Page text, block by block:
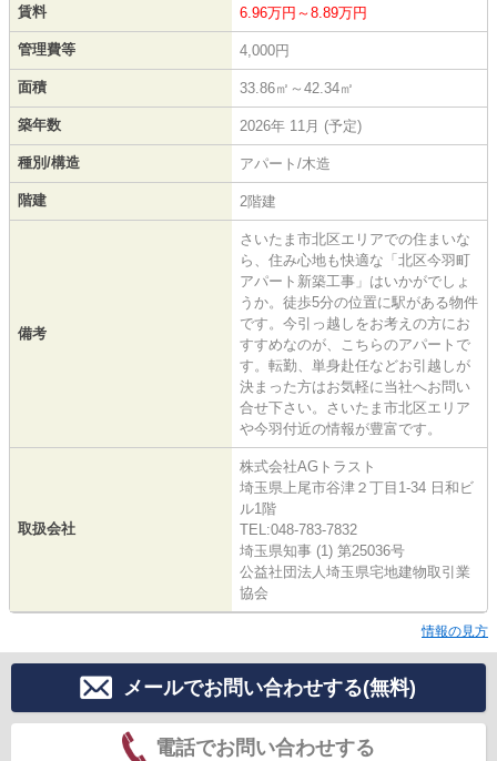
賃料 6.96万円～8.89万円
管理費等 4,000円
面積 33.86㎡～42.34㎡
築年数 2026年 11月 (予定)
種別/構造 アパート/木造
階建 2階建
備考
さいたま市北区エリアでの住まいな
ら、住み心地も快適な「北区今羽町
アパート新築工事」はいかがでしょ
うか。徒歩5分の位置に駅がある物件
です。今引っ越しをお考えの方にお
すすめなのが、こちらのアパートで
す。転勤、単身赴任などお引越しが
決まった方はお気軽に当社へお問い
合せ下さい。さいたま市北区エリア
や今羽付近の情報が豊富です。
取扱会社
株式会社AGトラスト
埼玉県上尾市谷津２丁目1-34 日和ビ
ル1階
TEL:048-783-7832
埼玉県知事 (1) 第25036号
公益社団法人埼玉県宅地建物取引業
協会
情報の見方
メールでお問い合わせする(無料)
電話でお問い合わせする